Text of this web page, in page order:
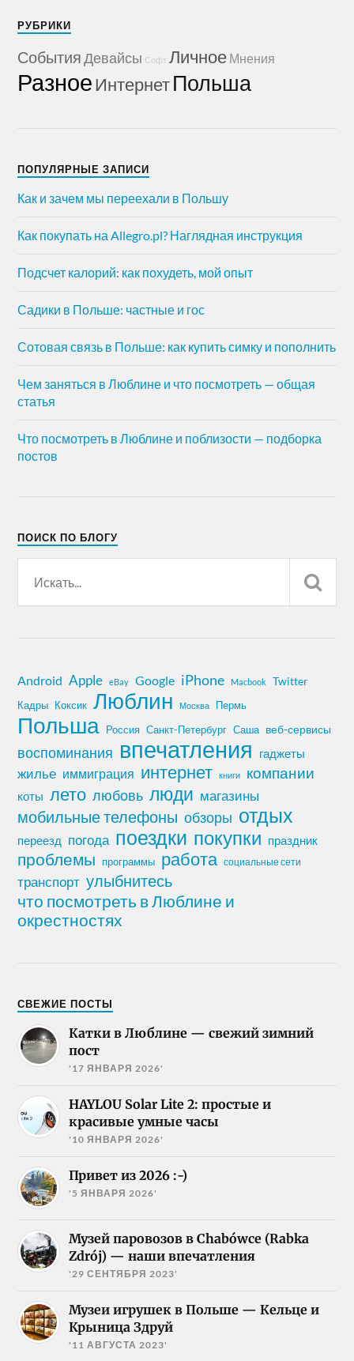
РУБРИКИ
СобытияДевайсы Софт Личное Мнения
РазноеИнтернетПольша
ПОПУЛЯРНЫЕ ЗАПИСИ
Как и зачем мы переехали в Польшу
Как покупать на Allegro.pl? Наглядная инструкция
Подсчет калорий: как похудеть, мой опыт
Садики в Польше: частные и гос
Сотовая связь в Польше: как купить симку и пополнить
Чем заняться в Люблине и что посмотреть — общая
статья
Что посмотреть в Люблине и поблизости — подборка
постов
ПОИСК ПО БЛОГУ
Android Apple eBay Google iPhone Macbook Twitter
Кадры Коксик Люблин Москва Пермь
Польша Россия Санкт-Петербург Саша веб-сервисы
воспоминания впечатления гаджеты
жилье иммиграция интернет книги компании
коты лето любовь люди магазины
мобильные телефоны обзоры отдых
переезд погода поездки покупки праздник
проблемы программы работа социальные сети
транспорт улыбнитесь
что посмотреть в Люблине и
окрестностях
СВЕЖИЕ ПОСТЫ
Катки в Люблине — свежий зимний
пост
'17 ЯНВАРЯ 2026'
HAYLOU Solar Lite 2: простые и
красивые умные часы
'10 ЯНВАРЯ 2026'
Привет из 2026 :-)
'5 ЯНВАРЯ 2026'
Музей паровозов в Chabówce (Rabka
Zdrój) — наши впечатления
'29 СЕНТЯБРЯ 2023'
Музеи игрушек в Польше — Кельце и
Крыница Здруй
'11 АВГУСТА 2023'